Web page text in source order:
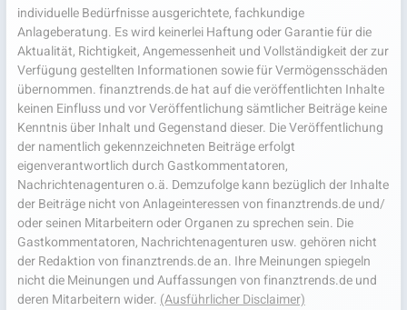
individuelle Bedürfnisse ausgerichtete, fachkundige
Anlageberatung. Es wird keinerlei Haftung oder Garantie für die
Aktualität, Richtigkeit, Angemessenheit und Vollständigkeit der zur
Verfügung gestellten Informationen sowie für Vermögensschäden
übernommen. finanztrends.de hat auf die veröffentlichten Inhalte
keinen Einfluss und vor Veröffentlichung sämtlicher Beiträge keine
Kenntnis über Inhalt und Gegenstand dieser. Die Veröffentlichung
der namentlich gekennzeichneten Beiträge erfolgt
eigenverantwortlich durch Gastkommentatoren,
Nachrichtenagenturen o.ä. Demzufolge kann bezüglich der Inhalte
der Beiträge nicht von Anlageinteressen von finanztrends.de und/
oder seinen Mitarbeitern oder Organen zu sprechen sein. Die
Gastkommentatoren, Nachrichtenagenturen usw. gehören nicht
der Redaktion von finanztrends.de an. Ihre Meinungen spiegeln
nicht die Meinungen und Auffassungen von finanztrends.de und
deren Mitarbeitern wider. (Ausführlicher Disclaimer)